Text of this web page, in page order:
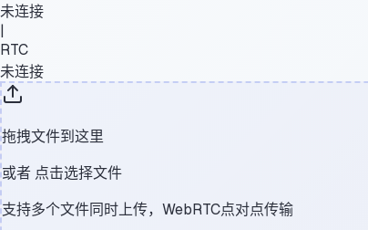
未连接
|
RTC
未连接
拖拽文件到这里
或者 点击选择文件
支持多个文件同时上传，WebRTC点对点传输